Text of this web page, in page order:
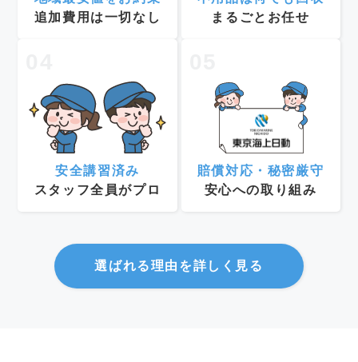
追加費用は一切なし
まるごとお任せ
安全講習済み
スタッフ全員がプロ
賠償対応・秘密厳守
安心への取り組み
選ばれる理由を詳しく見る